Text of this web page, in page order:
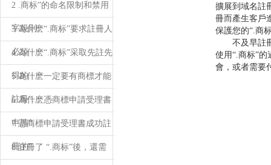
2 .商标”的命名限制和禁用
字規則
3 為什麽“.商标”要求註冊人
必須
4 為什麽“.商标”采取先註先
得的
5 為什麽一定要有商標才能
註冊“.
6 為什麽憑商標申請受理書
申請“.
7 憑商標申請受理書成功註
冊的“.
8 註冊了 “.商标”後，還需
擴展到域名註
冊而產生客戶
保護您的“.商
不及早註冊
使用“.商标”
會，或者需要